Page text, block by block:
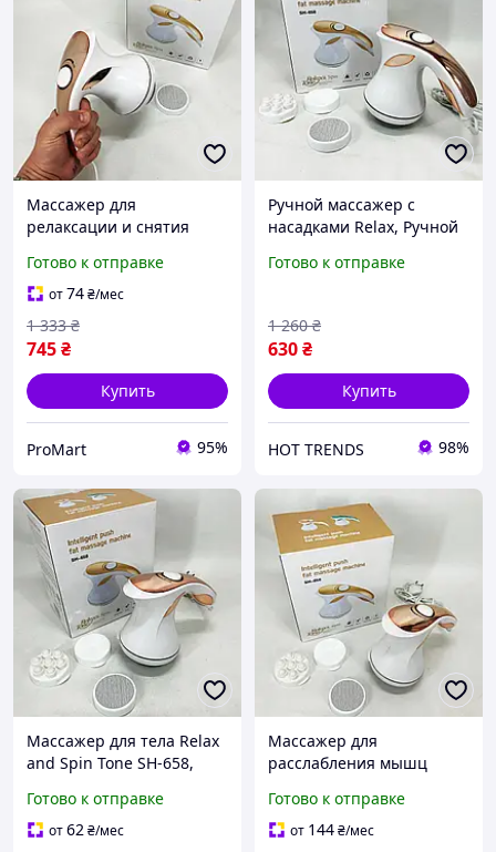
Массажер для
релаксации и снятия
Tone SH-658,
Вибрационный массаж
спины ZH-64
Готово к отправке
от74₴/мес
745₴
1 333 ₴
Купить
ProMart 95%
Ручной массажер с
насадками Relax, Ручной
с программами CA-42
Готово к отправке
630₴
1 260 ₴
Купить
HOT TRENDS 98%
Массажер для тела Relax
and Spin Tone SH-658,
массажер. Цвет: желтый
Готово к отправке
от62₴/мес
Массажер для
расслабления мышц
Электрический массажер
для шеи и поясницы FQ-
Готово к отправке
от 144₴/мес